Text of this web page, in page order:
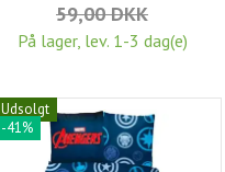
59,00 DKK
På lager, lev. 1-3 dag(e)
Udsolgt
-41%